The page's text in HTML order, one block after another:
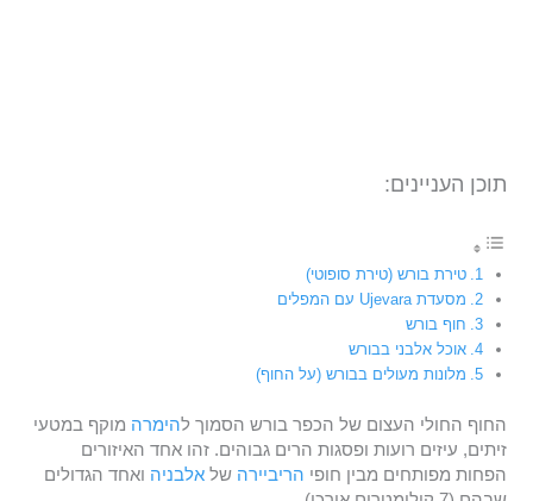
תוכן העניינים:
טירת בורש (טירת סופוטי)
מסעדת Ujevara עם המפלים
חוף בורש
אוכל אלבני בבורש
מלונות מעולים בבורש (על החוף)
החוף החולי העצום של הכפר בורש הסמוך להימרה מוקף במטעי
זיתים, עיזים רועות ופסגות הרים גבוהים. זהו אחד האיזורים
הפחות מפותחים מבין חופי הריביירה שלאלבניה ואחד הגדולים